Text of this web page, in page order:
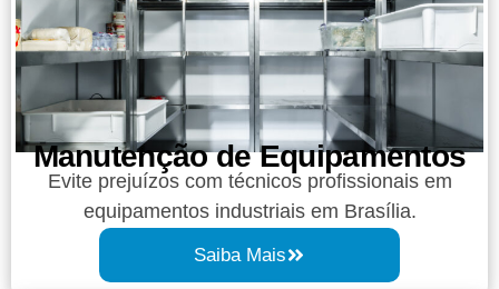
Manutenção de Equipamentos
Evite prejuízos com técnicos profissionais em
equipamentos industriais em Brasília.
Saiba Mais